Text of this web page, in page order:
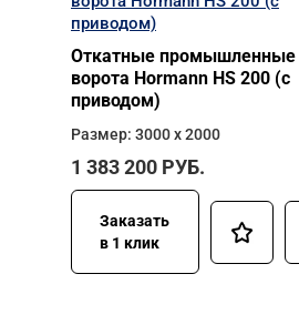
Откатные промышленные
ворота Hormann HS 200 (с
приводом)
Размер: 3000 х 2000
1 383 200 РУБ.
Заказать
в 1 клик